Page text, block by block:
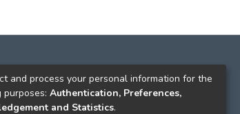
Григорія Сковороди, 2
and process your personal information for the
Authentication, Preferences,
and Statistics.